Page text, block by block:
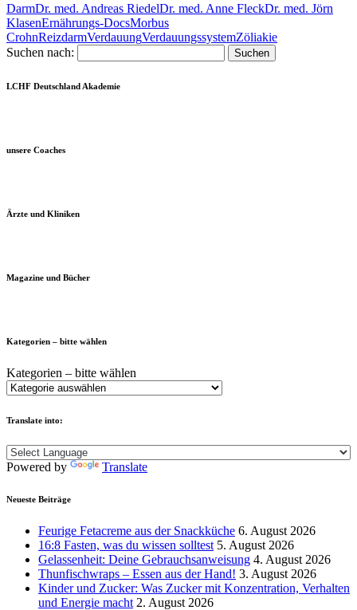
DarmDr. med. Andreas RiedelDr. med. Anne FleckDr. med. Jörn
KlasenErnährungs-DocsMorbus
CrohnReizdarmVerdauungVerdauungssystemZöliakie
Suchen nach:
LCHF Deutschland Akademie
unsere Coaches
Ärzte und Kliniken
Magazine und Bücher
Kategorien – bitte wählen
Kategorien – bitte wählen
Translate into:
Powered by Translate
Neueste Beiträge
Feurige Fetacreme aus der Snackküche 6. August 2026
16:8 Fasten, was du wissen solltest 5. August 2026
Gelassenheit: Deine Gebrauchsanweisung 4. August 2026
Thunfischwraps – Essen aus der Hand! 3. August 2026
Kinder und Zucker: Was Zucker mit Konzentration, Verhalten
und Energie macht 2. August 2026